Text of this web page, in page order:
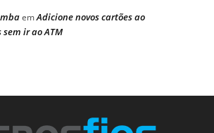
emAdicione novos cartões ao
ir ao ATM